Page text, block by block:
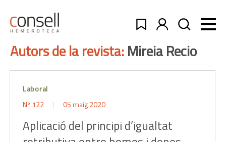
Autors de la revista:Mireia Recio
Laboral
Nº 122
05 maig 2020
Aplicació del principi d’igualtat